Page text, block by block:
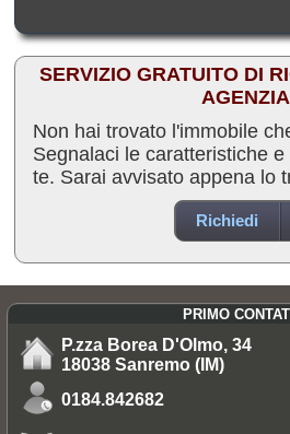
SERVIZIO GRATUITO DI
AGENZIA
Non hai trovato l'immobile
Segnalaci le caratteristiche
te. Sarai avvisato appena lo
Richiedi
PRIMO
P.zza Borea D'Olmo, 34
18038 Sanremo (IM)
0184.842682